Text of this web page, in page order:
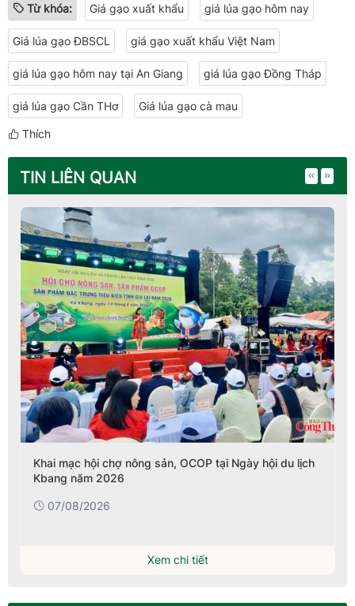
Từ khóa: Giá gạo xuất khẩu giá lúa gạo hôm nay
Giá lúa gạo ĐBSCL giá gạo xuất khẩu Việt Nam
giá lúa gạo hôm nay tại An Giang giá lúa gạo Đồng Tháp
giá lúa gạo Cần THơ​​​​​​​ Giá lúa gạo cà mau
Thích
TIN LIÊN QUAN
Khai mạc hội chợ nông sản, OCOP tại Ngày hội du lịch
Kbang năm 2026
07/08/2026
Xem chi tiết